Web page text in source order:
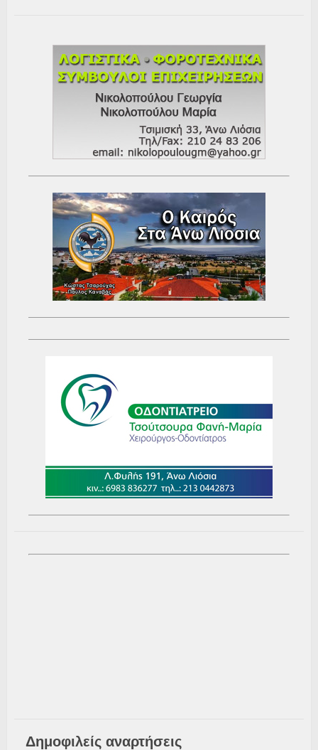
Δημοφιλείς αναρτήσεις